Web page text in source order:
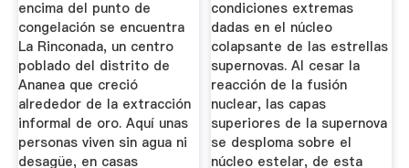
encima del punto de
congelación se encuentra
La Rinconada, un centro
poblado del distrito de
Ananea que creció
alrededor de la extracción
informal de oro. Aquí unas
personas viven sin agua ni
desagüe, en casas
condiciones extremas
dadas en el núcleo
colapsante de las estrellas
supernovas. Al cesar la
reacción de la fusión
nuclear, las capas
superiores de la supernova
se desploma sobre el
núcleo estelar, de esta